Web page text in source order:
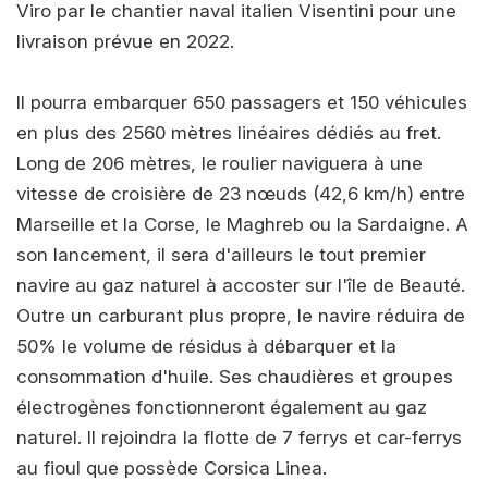
Viro par le chantier naval italien Visentini pour une
livraison prévue en 2022.
Il pourra embarquer 650 passagers et 150 véhicules
en plus des 2560 mètres linéaires dédiés au fret.
Long de 206 mètres, le roulier naviguera à une
vitesse de croisière de 23 nœuds (42,6 km/h) entre
Marseille et la Corse, le Maghreb ou la Sardaigne. A
son lancement, il sera d'ailleurs le tout premier
navire au gaz naturel à accoster sur l'île de Beauté.
Outre un carburant plus propre, le navire réduira de
50% le volume de résidus à débarquer et la
consommation d'huile. Ses chaudières et groupes
électrogènes fonctionneront également au gaz
naturel. Il rejoindra la flotte de 7 ferrys et car-ferrys
au fioul que possède Corsica Linea.